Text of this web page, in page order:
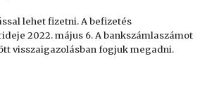
lehet fizetni. A befizetés
2022. május 6. A bankszámlaszámot
visszaigazolásban fogjuk megadni.